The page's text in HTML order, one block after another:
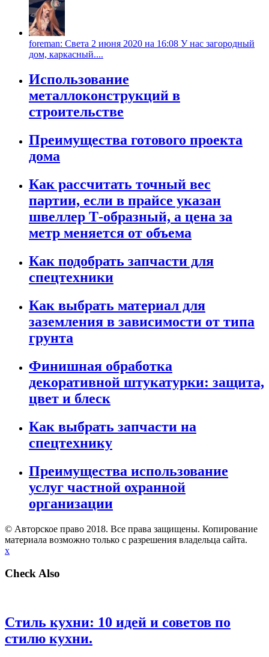
foreman: Света 2 июня 2020 на 16:08 У нас загородный
дом, каркасный....
Использование
металлоконструкций в
строительстве
Преимущества готового проекта
дома
Как рассчитать точный вес
партии, если в прайсе указан
швеллер Т-образный, а цена за
метр меняется от объема
Как подобрать запчасти для
спецтехники
Как выбрать материал для
заземления в зависимости от типа
грунта
Финишная обработка
декоративной штукатурки: защита,
цвет и блеск
Как выбрать запчасти на
спецтехнику
Преимущества использование
услуг частной охранной
организации
© Авторское право 2018. Все права защищены. Копирование
материала возможно только с разрешения владельца сайта.
x
Check Also
Стиль кухни: 10 идей и советов по
стилю кухни.